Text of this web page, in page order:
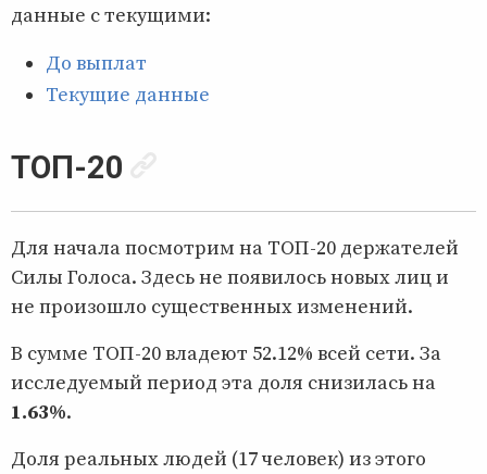
данные с текущими:
До выплат
Текущие данные
ТОП-20
Для начала посмотрим на ТОП-20 держателей
Силы Голоса. Здесь не появилось новых лиц и
не произошло существенных изменений.
В сумме ТОП-20 владеют 52.12% всей сети. За
исследуемый период эта доля снизилась на
1.63%.
Доля реальных людей (17 человек) из этого